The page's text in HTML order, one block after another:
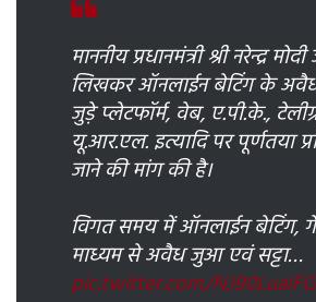
माननीय प्रधानमंत्री श्री नरेन्द्र
लिखकर ऑनलाईन बेटिंग के अवैध
जुड़े प्लेटफॉर्म, वेब, ए.पी.के.,
यू.आर.एल. इत्यादि पर पूर्णतया
जाने की मांग की है।
विगत समय में ऑनलाईन बेटिंग,
माध्यम से अवैध जुआ एवं सट्टा…
pic.twitter.com/NJ90LuaIFG